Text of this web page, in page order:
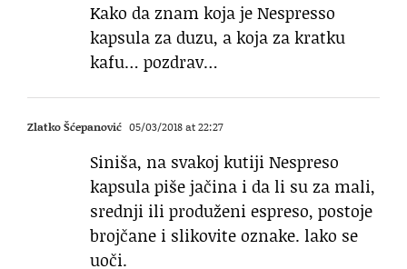
Kako da znam koja je Nespresso
kapsula za duzu, a koja za kratku
kafu… pozdrav…
Zlatko Šćepanović 05/03/2018 at 22:27
Siniša, na svakoj kutiji Nespreso
kapsula piše jačina i da li su za mali,
srednji ili produženi espreso, postoje
brojčane i slikovite oznake. lako se
uoči.